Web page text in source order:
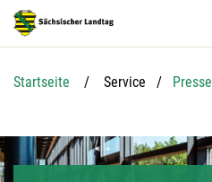
Hauptnavigation
Hauptinhalt
Service
Startseite Service Presse